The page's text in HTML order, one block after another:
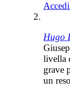
Hugo
livella
grave
un